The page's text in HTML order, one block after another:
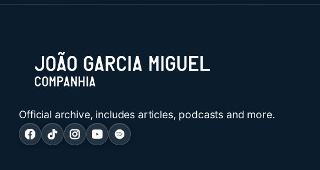
Official archive, includes articles, podcasts and more.